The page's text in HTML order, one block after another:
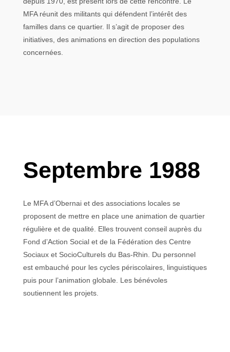
MFA réunit des militants qui défendent l’intérêt des
familles dans ce quartier. Il s’agit de proposer des
initiatives, des animations en direction des populations
concernées.
Septembre 1988
Le MFA d’Obernai et des associations locales se
proposent de mettre en place une animation de quartier
régulière et de qualité. Elles trouvent conseil auprès du
Fond d’Action Social et de la Fédération des Centre
Sociaux et SocioCulturels du Bas-Rhin. Du personnel
est embauché pour les cycles périscolaires, linguistiques
puis pour l’animation globale. Les bénévoles
soutiennent les projets.